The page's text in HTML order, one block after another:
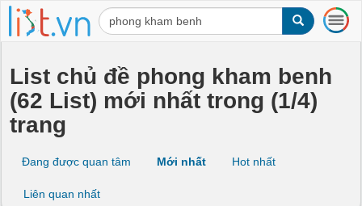
T
o
l
List chủ đề phong kham benh
(62 List) mới nhất trong (1/4)
trang
Đang được quan tâm Mới nhất Hot nhất
Liên quan nhất